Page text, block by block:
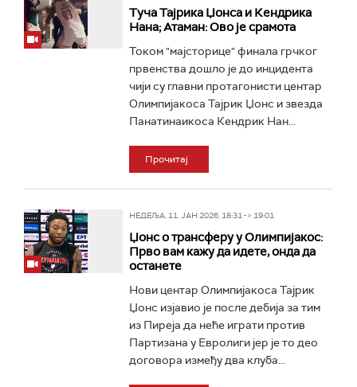
Туча Тајрика Џонса и Кендрика
Нана; Атаман: Ово је срамота
Током "мајсторице" финала грчког
првенства дошло је до инцидента
чији су главни протагонисти центар
Олимпијакоса Тајрик Џонс и звезда
Панатинаикоса Кендрик Нан...
Прочитај
НЕДЕЉА, 11. ЈАН 2026, 18:31 -> 19:01
Џонс о трансферу у Олимпијакос:
Прво вам кажу да идете, онда да
останете
Нови центар Олимпијакоса Тајрик
Џонс изјавио је после дебија за тим
из Пиреја да неће играти против
Партизана у Евролиги јер је то део
договора између два клуба...